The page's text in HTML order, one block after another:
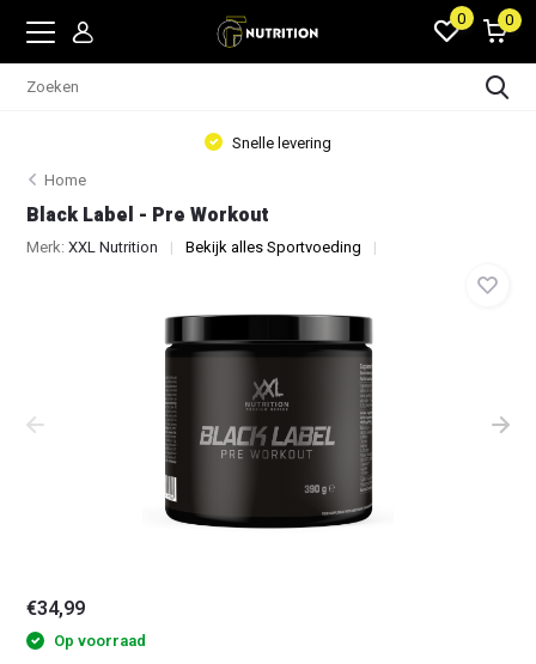
0 0
Snelle levering
Home
Black Label - Pre Workout
Merk:XXL Nutrition Bekijk alles Sportvoeding
€34,99
Op voorraad